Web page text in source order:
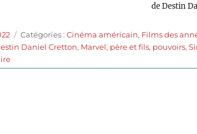
de Destin
Catégories
Catégories :Cinéma américain, Films des
Daniel Cretton, Marvel, père et fils, pouvoirs,
sur
Shang-